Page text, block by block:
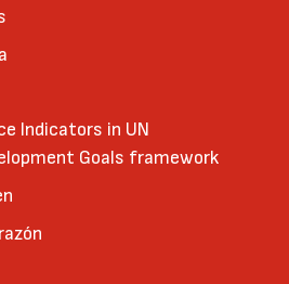
Indicators in UN
Goals framework